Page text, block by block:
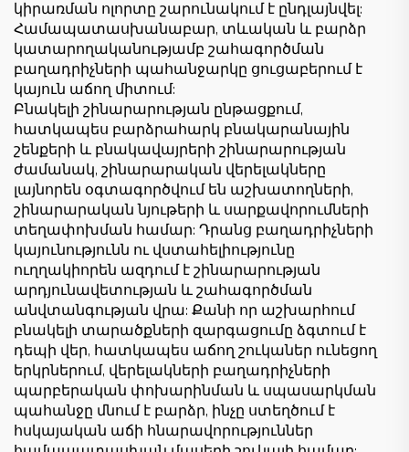
կիրառման ոլորտը շարունակում է ընդլայնվել:
Համապատասխանաբար, տևական և բարձր
կատարողականությամբ շահագործման
բաղադրիչների պահանջարկը ցուցաբերում է
կայուն աճող միտում:
Բնակելի շինարարության ընթացքում,
հատկապես բարձրահարկ բնակարանային
շենքերի և բնակավայրերի շինարարության
ժամանակ, շինարարական վերելակները
լայնորեն օգտագործվում են աշխատողների,
շինարարական նյութերի և սարքավորումների
տեղափոխման համար: Դրանց բաղադրիչների
կայունությունն ու վստահելիությունը
ուղղակիորեն ազդում է շինարարության
արդյունավետության և շահագործման
անվտանգության վրա: Քանի որ աշխարհում
բնակելի տարածքների զարգացումը ձգտում է
դեպի վեր, հատկապես աճող շուկաներ ունեցող
երկրներում, վերելակների բաղադրիչների
պարբերական փոխարինման և սպասարկման
պահանջը մնում է բարձր, ինչը ստեղծում է
հսկայական աճի հնարավորություններ